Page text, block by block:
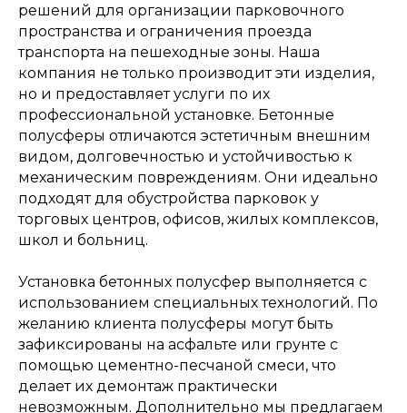
решений для организации парковочного
пространства и ограничения проезда
транспорта на пешеходные зоны. Наша
компания не только производит эти изделия,
но и предоставляет услуги по их
профессиональной установке. Бетонные
полусферы отличаются эстетичным внешним
видом, долговечностью и устойчивостью к
механическим повреждениям. Они идеально
подходят для обустройства парковок у
торговых центров, офисов, жилых комплексов,
школ и больниц.
Установка бетонных полусфер выполняется с
использованием специальных технологий. По
желанию клиента полусферы могут быть
зафиксированы на асфальте или грунте с
помощью цементно-песчаной смеси, что
делает их демонтаж практически
невозможным. Дополнительно мы предлагаем